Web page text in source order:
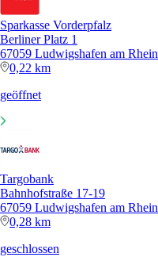
Sparkasse Vorderpfalz
Berliner Platz 1
67059 Ludwigshafen am Rhein
0,22 km
geöffnet
Targobank
Bahnhofstraße 17-19
67059 Ludwigshafen am Rhein
0,28 km
geschlossen